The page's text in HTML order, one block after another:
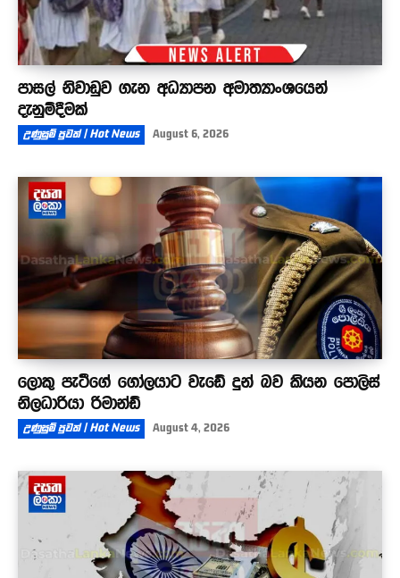
පාසල් නිවාඩුව ගැන අධ්‍යාපන අමාත්‍යාංශයෙන්
දැනුම්දීමක්
උණුසුම් පුවත් | Hot News August 6, 2026
ලොකු පැටීගේ ගෝලයාට වැඩේ දුන් බව කියන පොලිස්
නිලධාරියා රිමාන්ඩ්
උණුසුම් පුවත් | Hot News August 4, 2026